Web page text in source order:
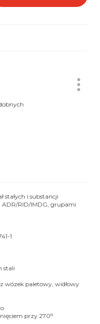
stałych i substancji
ADR/RID/IMDG, grupami
1
stali
wózek paletowy, widłowy
przy 270o